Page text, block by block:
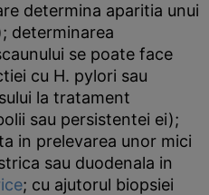
determina aparitia unui
determinarea
se poate face
cu H. pylori sau
la tratament
sau persistentei ei);
in prelevarea unor mici
sau duodenala in
; cu ajutorul biopsiei